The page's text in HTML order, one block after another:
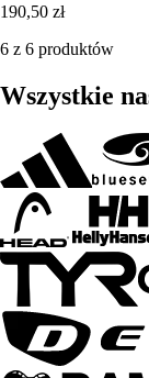
190,50 zł
6 z 6 produktów
Wszystkie